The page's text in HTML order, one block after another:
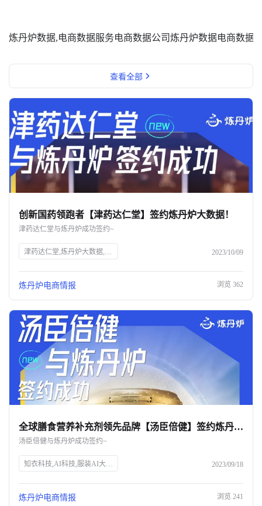
炼丹炉数据,电商数据服务电商数据公司炼丹炉数据电商数据
查看全部
创新国药领跑者【津药达仁堂】签约炼丹炉大数据！
津药达仁堂与炼丹炉成功签约~
津药达仁堂,炼丹炉大数据,AI大数据,服装AI,知衣科技,全域AI大数据,商业趋势洞察,数据采集,数据分析,中药企业,中华老字号,药品生产,医药研发,电商平台,品牌增长 2023/10/09
炼丹炉电商情报 浏览 362
全球膳食营养补充剂领先品牌【汤臣倍健】签约炼丹炉大数据！
汤臣倍健与炼丹炉成功签约~
知衣科技,AI科技,服装AI大数据,头部企业,SEO优化 2023/09/18
炼丹炉电商情报 浏览 241